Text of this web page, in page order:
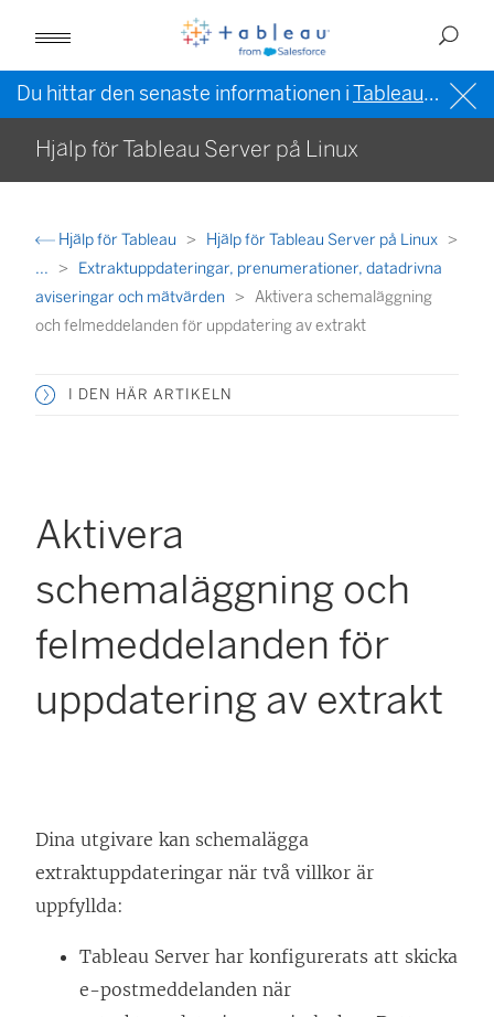
Du hittar den senaste informationen iTableau-hjälpen på engelska (USA)
Hjälp för Tableau Server på Linux
Hjälp för Tableau
Hjälp för Tableau Server på Linux
...
Extraktuppdateringar, prenumerationer, datadrivna
aviseringar och mätvärden
Aktivera schemaläggning
och felmeddelanden för uppdatering av extrakt
I DEN HÄR ARTIKELN
Aktivera
schemaläggning och
felmeddelanden för
uppdatering av extrakt
Dina utgivare kan schemalägga
extraktuppdateringar när två villkor är
uppfyllda:
Tableau Server har konfigurerats att skicka
e-postmeddelanden när